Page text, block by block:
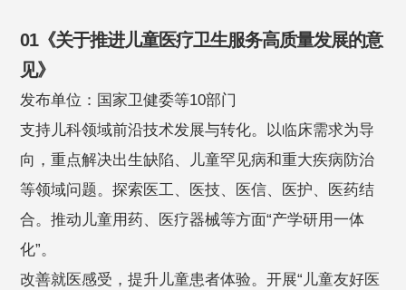
01《关于推进儿童医疗卫生服务高质量发展的意
见》
发布单位：国家卫健委等10部门
支持儿科领域前沿技术发展与转化。以临床需求为导
向，重点解决出生缺陷、儿童罕见病和重大疾病防治
等领域问题。探索医工、医技、医信、医护、医药结
合。推动儿童用药、医疗器械等方面“产学研用一体
化”。
改善就医感受，提升儿童患者体验。开展“儿童友好医